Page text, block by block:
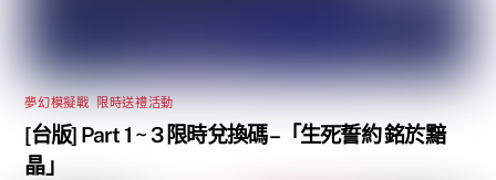
夢幻模擬戰 限時送禮活動
[台版] Part 1 ~ 3 限時兌換碼 –「生死誓約 銘於黯
晶」